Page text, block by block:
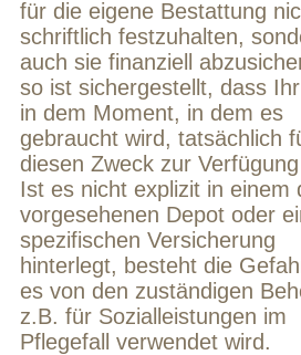
für die eigene Bestattung
schriftlich festzuhalten,
auch sie finanziell
so ist sichergestellt, dass
in dem Moment, in dem es
gebraucht wird, tatsächlich
diesen Zweck zur
Ist es nicht explizit in einem
vorgesehenen Depot oder
spezifischen Versicherung
hinterlegt, besteht die
es von den zuständigen
z.B. für Sozialleistungen im
Pflegefall verwendet wird.